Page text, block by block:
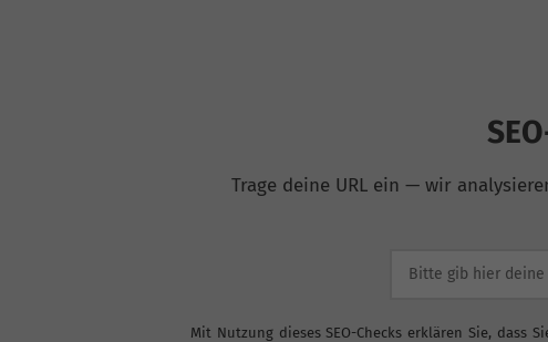
Trage deine URL ein — wir
Mit Nutzung dieses SEO-Checks erklären Sie, dass